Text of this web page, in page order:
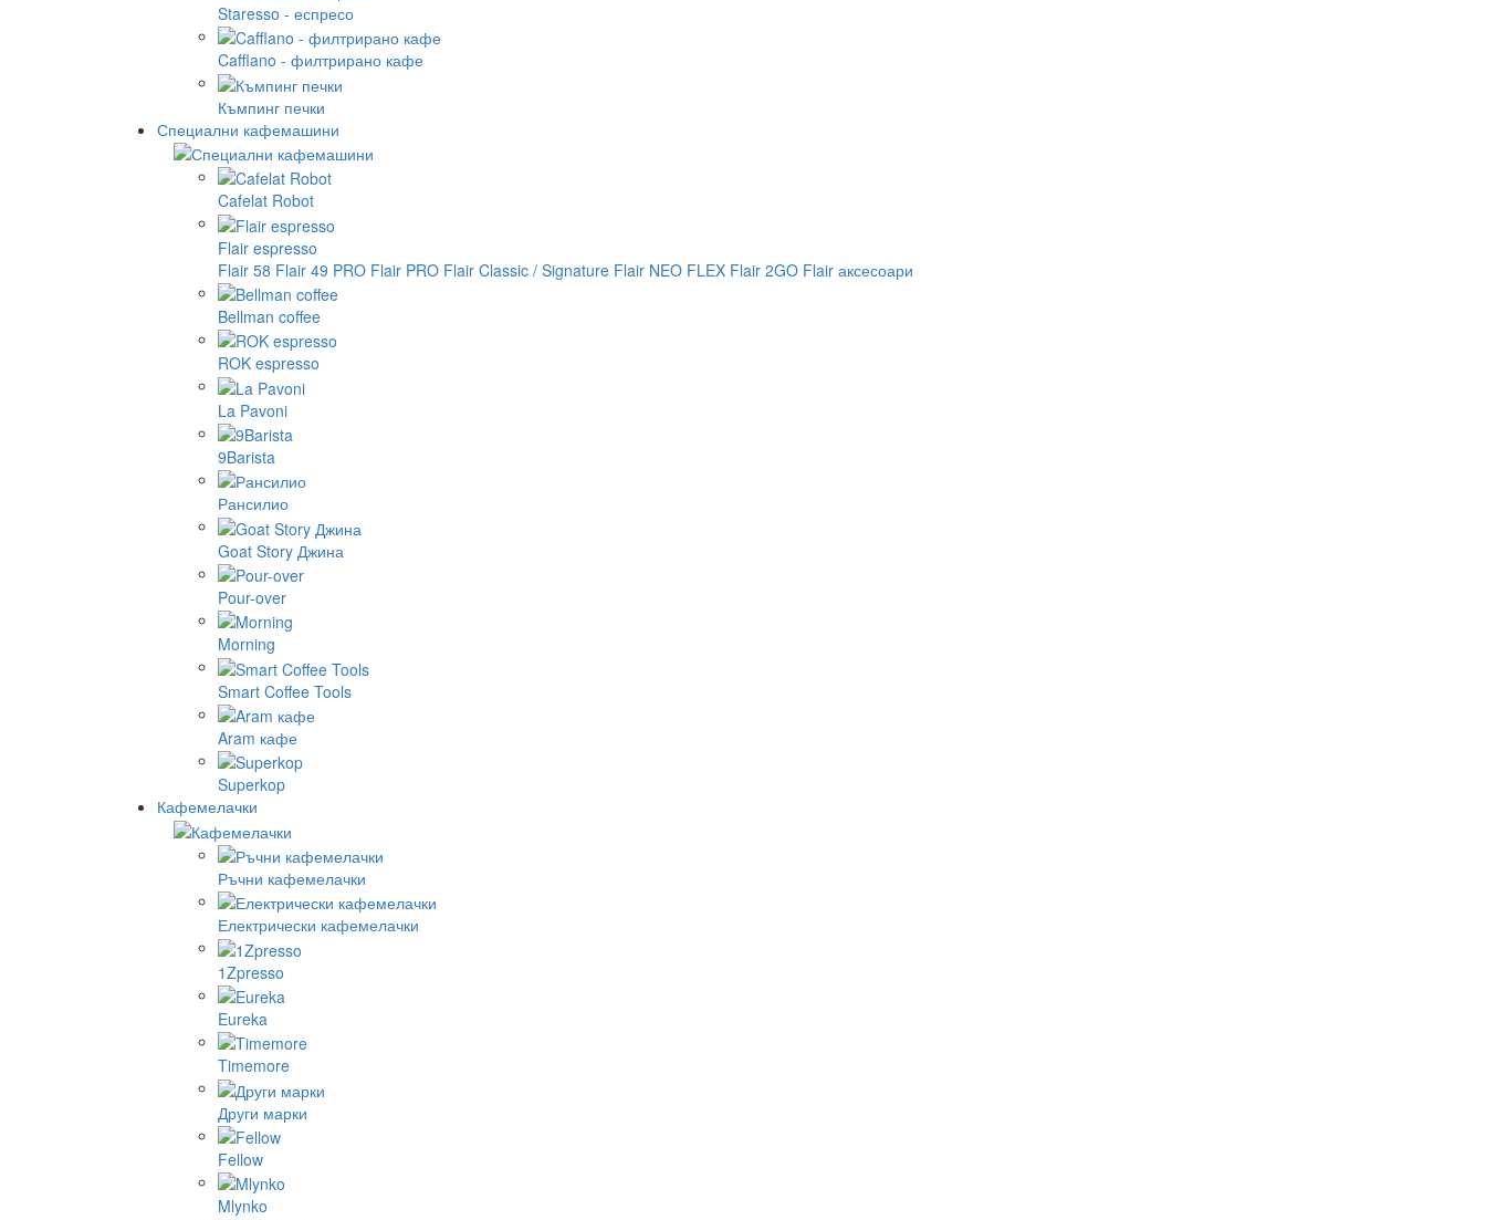
Staresso - еспресо
Cafflano - филтрирано кафе
Къмпинг печки
Специални кафемашини
Cafelat Robot
Flair espresso
Flair 58 Flair 49 PRO Flair PRO Flair Classic / Signature Flair NEO FLEX Flair 2GO Flair аксесоари
Bellman coffee
ROK espresso
La Pavoni
9Barista
Рансилио
Goat Story Джина
Pour-over
Morning
Smart Coffee Tools
Aram кафе
Superkop
Кафемелачки
Ръчни кафемелачки
Електрически кафемелачки
1Zpresso
Eureka
Timemore
Други марки
Fellow
Mlynko